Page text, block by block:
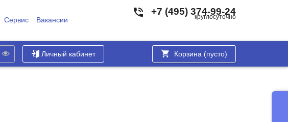
Сервис Вакансии
+7 (495) 374-99-24
круглосуточно
Личный кабинет Корзина (пусто)